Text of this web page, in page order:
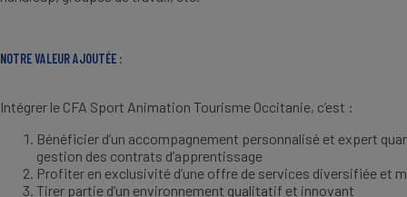
NOTRE VALEUR AJOUTÉE :
Intégrer le CFA Sport Animation Tourisme Occitanie, c’est :
Bénéficier d’un accompagnement personnalisé et expert
gestion des contrats d’apprentissage
Profiter en exclusivité d’une offre de services diversifiée et
Tirer partie d’un environnement qualitatif et innovant